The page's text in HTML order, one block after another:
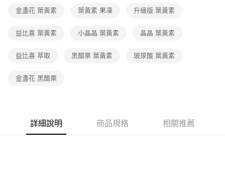
金盞花 葉黃素 葉黃素 果凍 升級版 葉黃素
益比喜 葉黃素 小晶晶 葉黃素 晶晶 葉黃素
益比喜 萃取 黑醋栗 葉黃素 玻尿酸 葉黃素
金盞花 黑醋栗
詳細說明 商品規格 相關推薦